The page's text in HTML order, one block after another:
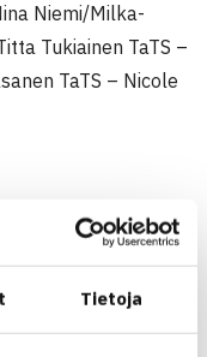
Tietoja
Niemi/Milka-
Tukiainen TaTS –
TaTS – Nicole